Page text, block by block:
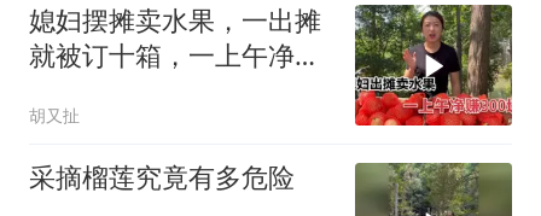
媳妇摆摊卖水果，一出摊
就被订十箱，一上午净赚
胡又扯
采摘榴莲究竟有多危险